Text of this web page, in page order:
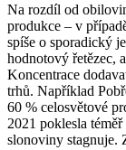
Na rozdíl od
produkce – v
spíše o sporadický
hodnotový řetězec,
Koncentrace
trhů. Například
60 % celosvětové
2021 poklesla
slonoviny stagnuje.